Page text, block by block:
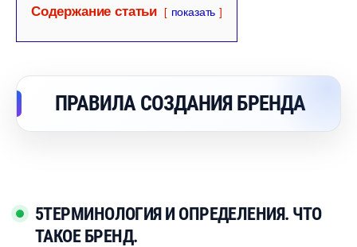
Содержание статьи показать
ПРАВИЛА СОЗДАНИЯ БРЕНДА
5ТЕРМИНОЛОГИЯ И ОПРЕДЕЛЕНИЯ. ЧТО
ТАКОЕ БРЕНД.